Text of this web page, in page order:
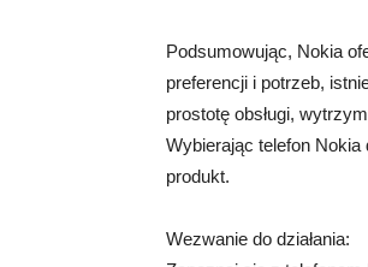
Podsumowując, Nokia
preferencji i potrzeb,
prostotę obsługi,
Wybierając telefon
produkt.
Wezwanie do działania: